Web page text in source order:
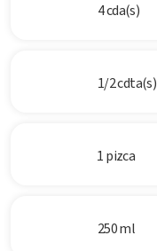
4 cda(s)
1/2 cdta(s)
1 pizca
250 ml